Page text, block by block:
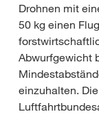
Drohnen mit
50 kg einen
Abwurfgewicht
einzuhalten.